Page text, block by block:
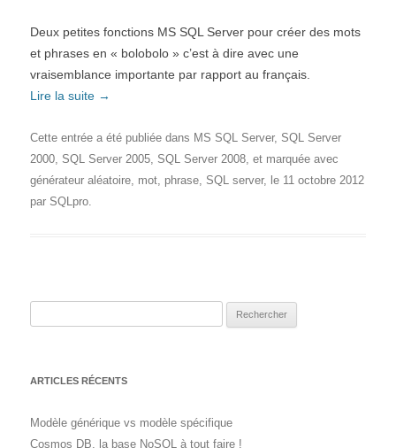
Deux petites fonctions MS SQL Server pour créer des mots
et phrases en « bolobolo » c’est à dire avec une
vraisemblance importante par rapport au français.
Lire la suite →
Cette entrée a été publiée dans MS SQL Server, SQL Server
2000, SQL Server 2005, SQL Server 2008, et marquée avec
générateur aléatoire, mot, phrase, SQL server, le 11 octobre 2012
par SQLpro.
ARTICLES RÉCENTS
Modèle générique vs modèle spécifique
Cosmos DB, la base NoSQL à tout faire !